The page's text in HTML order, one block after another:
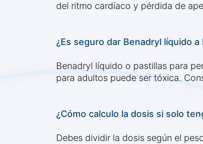
del ritmo cardíaco y pérdida de
¿Es seguro dar Benadryl líquido
Benadryl líquido o pastillas para
para adultos puede ser tóxica.
¿Cómo calculo la dosis si solo
Debes dividir la dosis según el